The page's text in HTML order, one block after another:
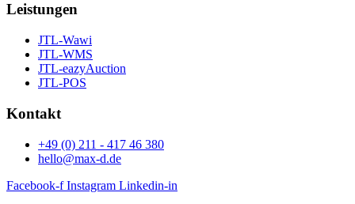
Leistungen
JTL-Wawi
JTL-WMS
JTL-eazyAuction
JTL-POS
Kontakt
+49 (0) 211 - 417 46 380
hello@max-d.de
Facebook-f Instagram Linkedin-in